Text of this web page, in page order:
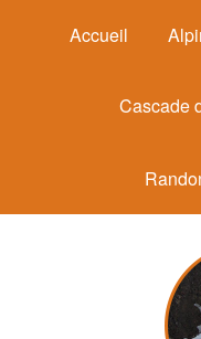
Accueil
Cascade